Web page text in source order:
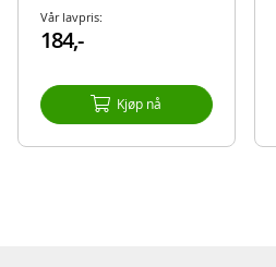
Vår lavpris:
184,-
Kjøp nå